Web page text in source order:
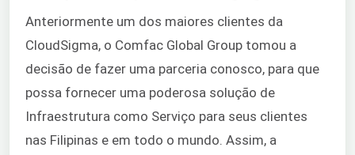
Anteriormente um dos maiores clientes da
CloudSigma, o Comfac Global Group tomou a
decisão de fazer uma parceria conosco, para que
possa fornecer uma poderosa solução de
Infraestrutura como Serviço para seus clientes
nas Filipinas e em todo o mundo. Assim, a